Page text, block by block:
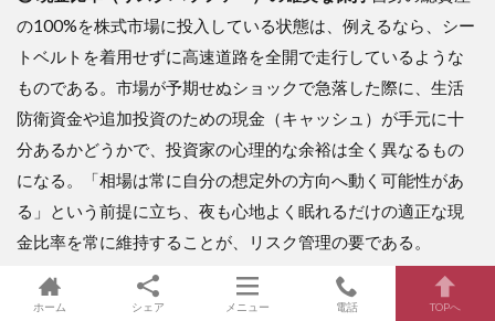
の100%を株式市場に投入している状態は、例えるなら、シー
トベルトを着用せずに高速道路を全開で走行しているような
ものである。市場が予期せぬショックで急落した際に、生活
防衛資金や追加投資のための現金（キャッシュ）が手元に十
分あるかどうかで、投資家の心理的な余裕は全く異なるもの
になる。「相場は常に自分の想定外の方向へ動く可能性があ
る」という前提に立ち、夜も心地よく眠れるだけの適正な現
金比率を常に維持することが、リスク管理の要である。
③ コア・サテライト戦略による規律の維持
資産形成の中心
ホーム シェア メニュー 電話 TOPへ